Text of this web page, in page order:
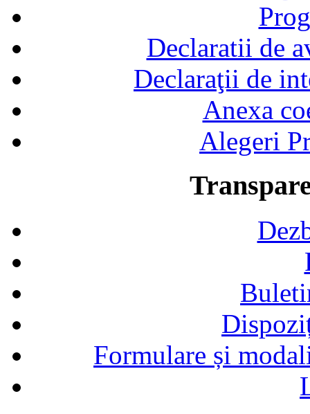
Declaratii de
Declaraţii de
Anexa
Alegeri
Formulare și